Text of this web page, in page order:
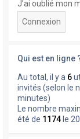
J’ai oublié mon
Qui est en ligne
Au total, il y a 6
invités (selon le
minutes)
Le nombre
été de 1174 le